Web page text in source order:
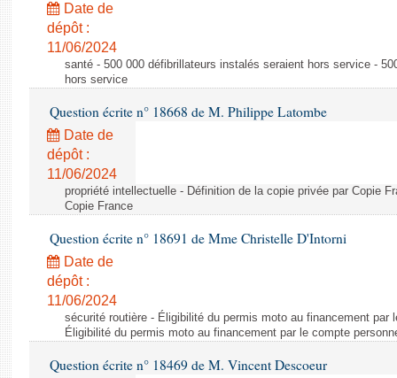
Date de
dépôt :
11/06/2024
santé - 500 000 défibrillateurs instalés seraient hors service -
hors service
Question écrite n° 18668 de M. Philippe Latombe
Date de
dépôt :
11/06/2024
propriété intellectuelle - Définition de la copie privée par Copie
Copie France
Question écrite n° 18691 de Mme Christelle D'Intorni
Date de
dépôt :
11/06/2024
sécurité routière - Éligibilité du permis moto au financement par
Éligibilité du permis moto au financement par le compte
Question écrite n° 18469 de M. Vincent Descoeur